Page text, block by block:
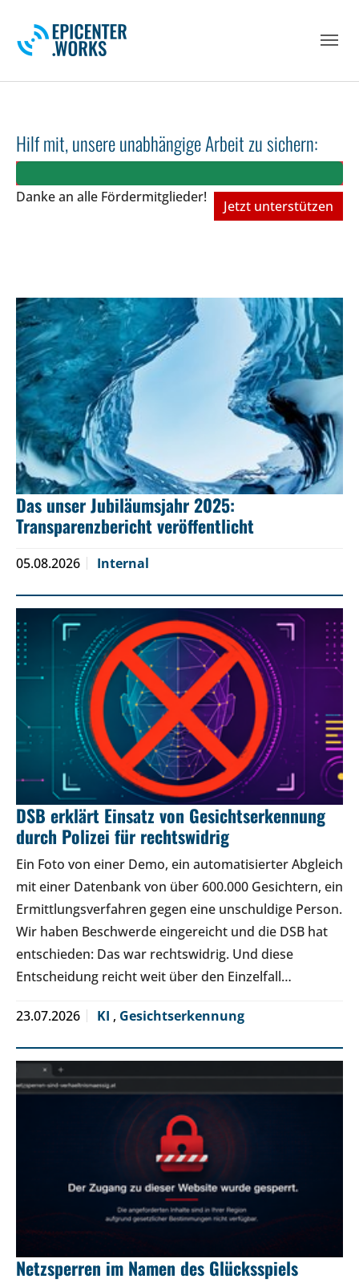
Hilf mit, unsere unabhängige Arbeit zu sichern:
Danke an alle Fördermitglieder!
Jetzt unterstützen
Das unser Jubiläumsjahr 2025:
Transparenzbericht veröffentlicht
05.08.2026 Internal
DSB erklärt Einsatz von Gesichtserkennung
durch Polizei für rechtswidrig
Ein Foto von einer Demo, ein automatisierter Abgleich
mit einer Datenbank von über 600.000 Gesichtern, ein
Ermittlungsverfahren gegen eine unschuldige Person.
Wir haben Beschwerde eingereicht und die DSB hat
entschieden: Das war rechtswidrig. Und diese
Entscheidung reicht weit über den Einzelfall…
23.07.2026 KI , Gesichtserkennung
Netzsperren im Namen des Glücksspiels